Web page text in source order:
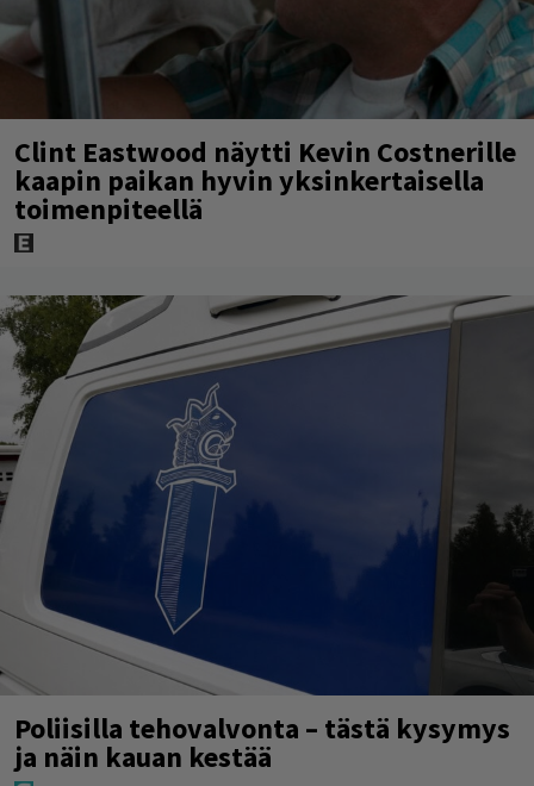
Clint Eastwood näytti Kevin Costnerille
kaapin paikan hyvin yksinkertaisella
toimenpiteellä
Poliisilla tehovalvonta – tästä kysymys
ja näin kauan kestää